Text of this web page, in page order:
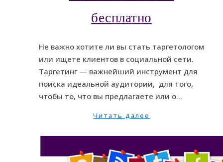
бесплатно
Не важно хотите ли вы стать таргетологом
или ищете клиентов в социальной сети.
Таргетинг — важнейший инструмент для
поиска идеальной аудитории, для того,
чтобы то, что вы предлагаете или о…
Читать далее